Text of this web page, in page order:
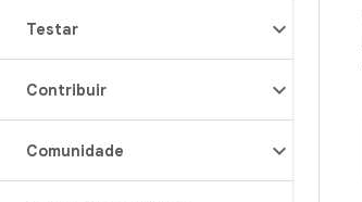
Testar
Contribuir
Comunidade